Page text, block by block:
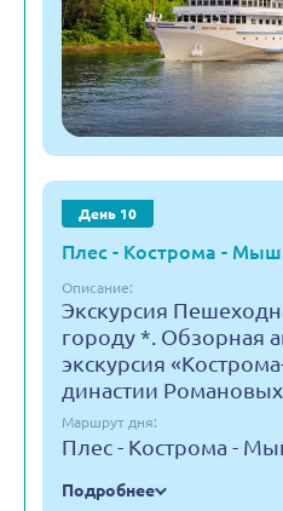
День 10
Плес - Кострома -
Описание:
Экскурсия
городу *. Обзорная
экскурсия
династии
Маршрут дня:
Плес - Кострома -
Подробнее